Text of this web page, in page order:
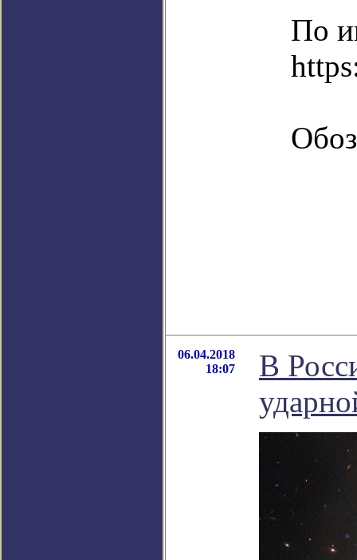
По
06.04.2018
18:07
В